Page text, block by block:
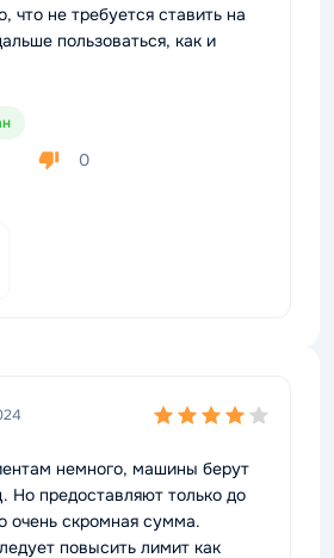
что не требуется ставить на
пользоваться, как и
0
немного, машины берут
Но предоставляют только до
очень скромная сумма.
повысить лимит как